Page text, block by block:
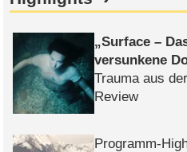
Surface –
versunkene
Trauma aus
Review
Programm-